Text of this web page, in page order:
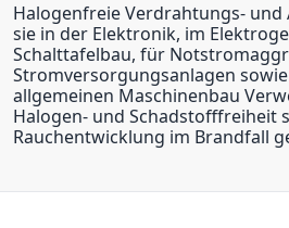
Halogenfreie Verdrahtungs- und
sie in der Elektronik, im
Schalttafelbau, für
Stromversorgungsanlagen
allgemeinen Maschinenbau
Halogen- und Schadstofffreiheit
Rauchentwicklung im Brandfall